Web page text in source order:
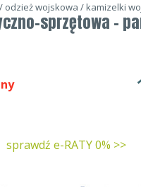
/ odzież wojskowa /kamizelki
sprzętowa -
sprawdź e-RATY 0% >>